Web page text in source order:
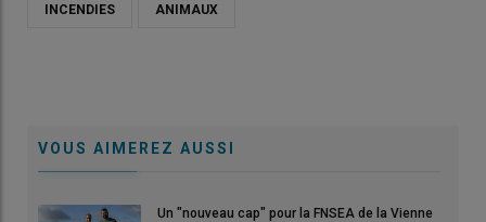
INCENDIES ANIMAUX
VOUS AIMEREZ AUSSI
Un "nouveau cap" pour la FNSEA de la Vienne